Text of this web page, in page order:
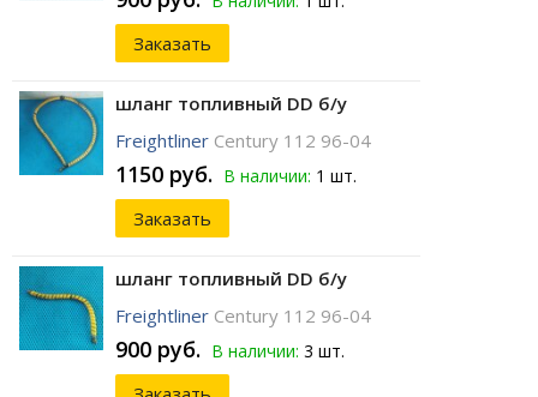
Заказать
шланг топливный DD б/у
Freightliner Century 112 96-04
1150 руб. В наличии: 1 шт.
Заказать
шланг топливный DD б/у
Freightliner Century 112 96-04
900 руб. В наличии: 3 шт.